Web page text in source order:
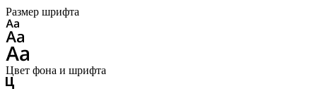
Размер шрифта
Цвет фона и шрифта